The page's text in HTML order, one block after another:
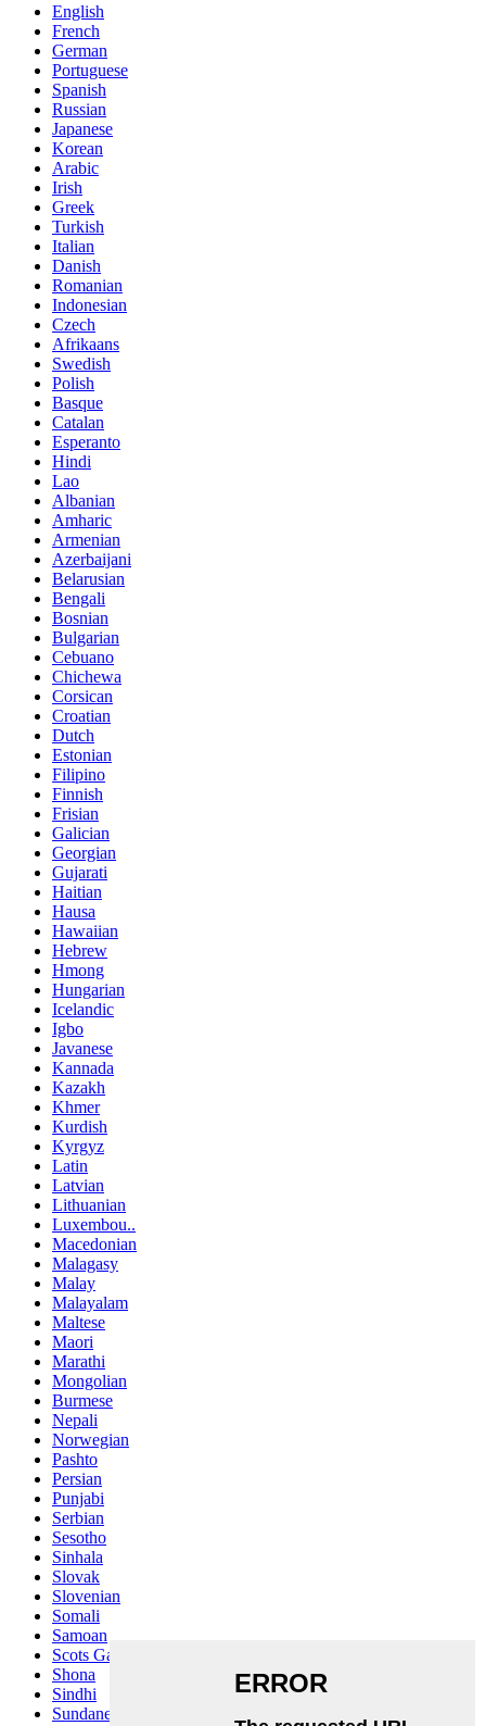
English
French
German
Portuguese
Spanish
Russian
Japanese
Korean
Arabic
Irish
Greek
Turkish
Italian
Danish
Romanian
Indonesian
Czech
Afrikaans
Swedish
Polish
Basque
Catalan
Esperanto
Hindi
Lao
Albanian
Amharic
Armenian
Azerbaijani
Belarusian
Bengali
Bosnian
Bulgarian
Cebuano
Chichewa
Corsican
Croatian
Dutch
Estonian
Filipino
Finnish
Frisian
Galician
Georgian
Gujarati
Haitian
Hausa
Hawaiian
Hebrew
Hmong
Hungarian
Icelandic
Igbo
Javanese
Kannada
Kazakh
Khmer
Kurdish
Kyrgyz
Latin
Latvian
Lithuanian
Luxembou..
Macedonian
Malagasy
Malay
Malayalam
Maltese
Maori
Marathi
Mongolian
Burmese
Nepali
Norwegian
Pashto
Persian
Punjabi
Serbian
Sesotho
Sinhala
Slovak
Slovenian
Somali
Samoan
Scots Gaelic
Shona
Sindhi
Sundanese